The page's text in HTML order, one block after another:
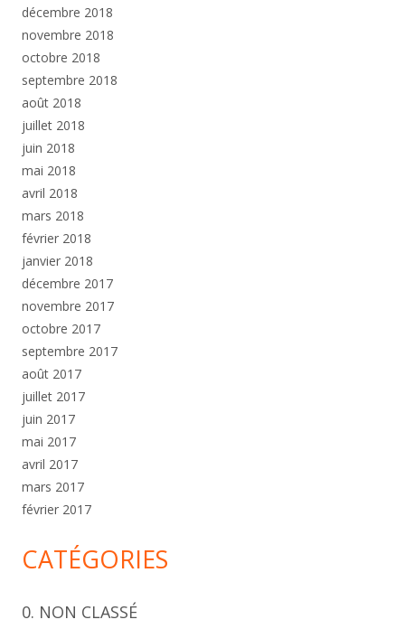
décembre 2018
novembre 2018
octobre 2018
septembre 2018
août 2018
juillet 2018
juin 2018
mai 2018
avril 2018
mars 2018
février 2018
janvier 2018
décembre 2017
novembre 2017
octobre 2017
septembre 2017
août 2017
juillet 2017
juin 2017
mai 2017
avril 2017
mars 2017
février 2017
CATÉGORIES
0. NON CLASSÉ